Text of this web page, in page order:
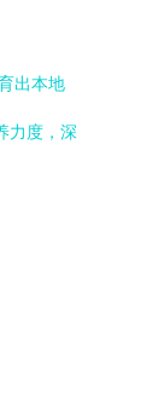
出本地
力度，深